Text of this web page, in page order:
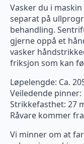
Vasker du i
separat på
behandling.
gjerne oppå et
vasker
friksjon som kan
Løpelengde: Ca.
Veiledende pinner:
Strikkefasthet: 27
Råvare kommer
Vi minner om at